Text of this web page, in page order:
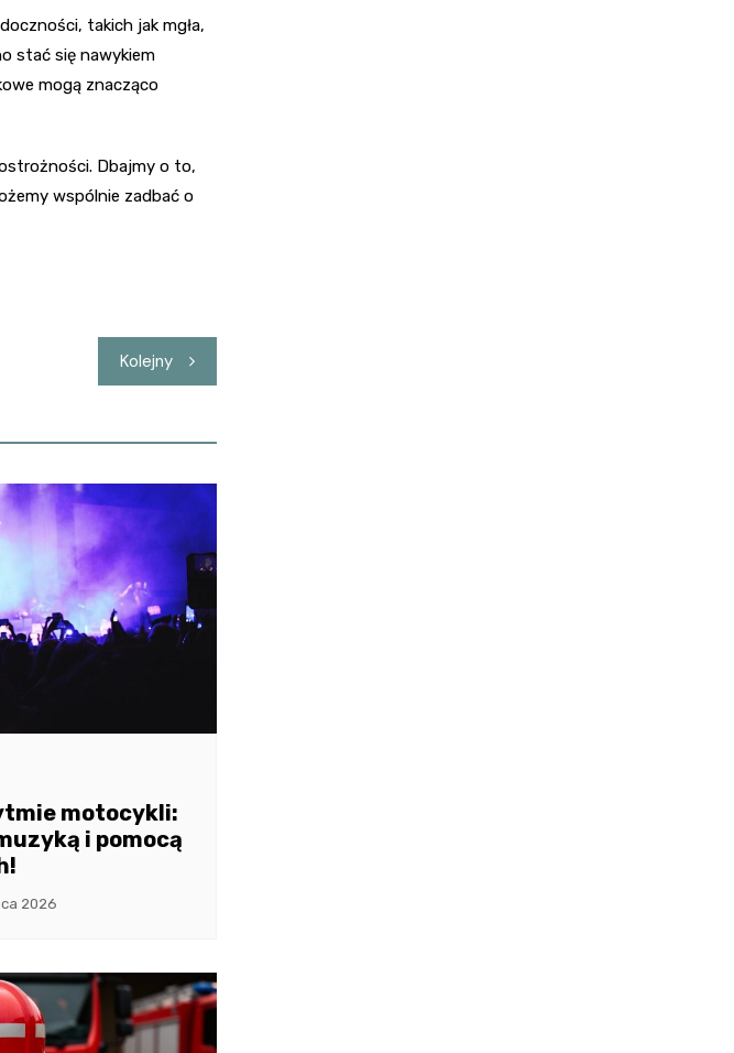
takich jak mgła,
stać się nawykiem
mogą znacząco
Dbajmy o to,
wspólnie zadbać o
Kolejny
motocykli:
i pomocą
2026